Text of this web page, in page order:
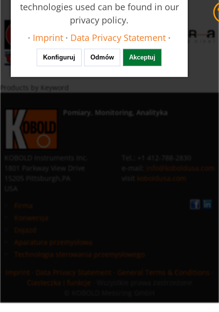
Products by Keyword
Pomiary, Monitoring, Analityka
info@koboldusa.com
koboldusa.com
Firma
Konwersja
Dojazd
Aparatura przemysłowa
Technologia sterowania przemysłowego
Imprint
Data Privacy Statement General Terms & Conditions
Ciasteczka i funkcje
technologies used can be found in our
privacy policy.
· Imprint · Data Privacy Statement ·
Konfiguruj Odmów Akceptuj